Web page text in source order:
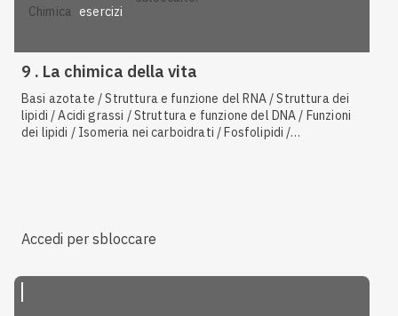
chimica esercizi
9 . La chimica della vita
Basi azotate / Struttura e funzione del RNA / Struttura dei
lipidi / Acidi grassi / Struttura e funzione del DNA / Funzioni
dei lipidi / Isomeria nei carboidrati / Fosfolipidi /
Accedi per sbloccare